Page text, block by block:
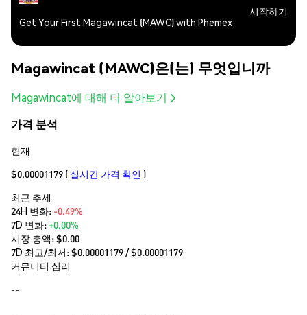
Get Your First Magawincat (MAWC) with Phemex
시작하기
Magawincat (MAWC)은(는) 무엇입니까
Magawincat에 대해 더 알아보기
가격 분석
현재
$0.00001179 ( 실시간 가격 확인 )
최근 추세
24H 변화: -0.49%
7D 변화:+0.00%
시장 총액:$0.00
7D 최고/최저: $0.00001179/ $0.00001179
커뮤니티 심리
--